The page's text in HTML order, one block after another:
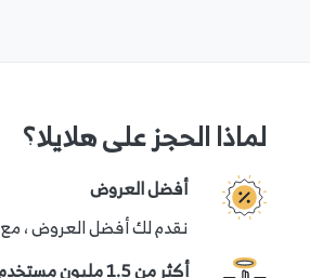
لماذا الحجز على هلايلا؟
أفضل العروض
نقدم لك أفضل العروض ،
أكثر من 1.5 مليون مستخدم